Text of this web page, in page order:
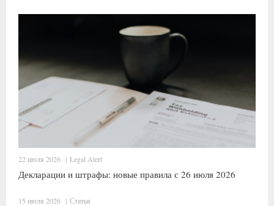
22 июля 2026 | Legal Alert
Декларации и штрафы: новые правила с 26 июля 2026
15 июля 2026 | Статья